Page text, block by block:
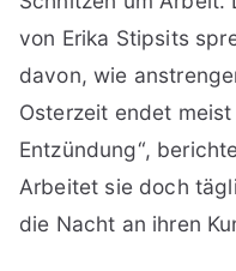
von Erika Stipsits
davon, wie
Osterzeit endet
Entzündung“,
Arbeitet sie doch
die Nacht an ihren